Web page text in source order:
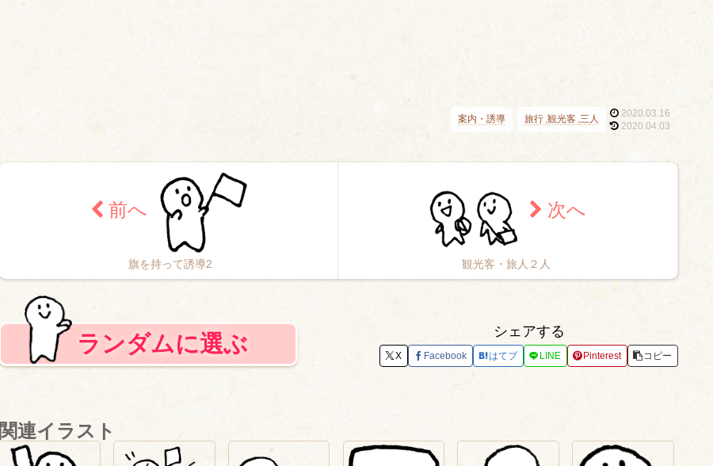
案内・誘導 旅行 観光客 三人
2020.03.16
2020.04.03
旗を持って誘導2 観光客・旅人２人
ランダムに選ぶ シェアする
X Facebook はてブ LINE Pinterest コピー
関連イラスト